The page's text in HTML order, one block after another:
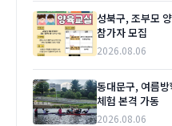
성북구, 조부모
참가자 모집
2026.08.06
동대문구, 여름
체험 본격 가동
2026.08.06